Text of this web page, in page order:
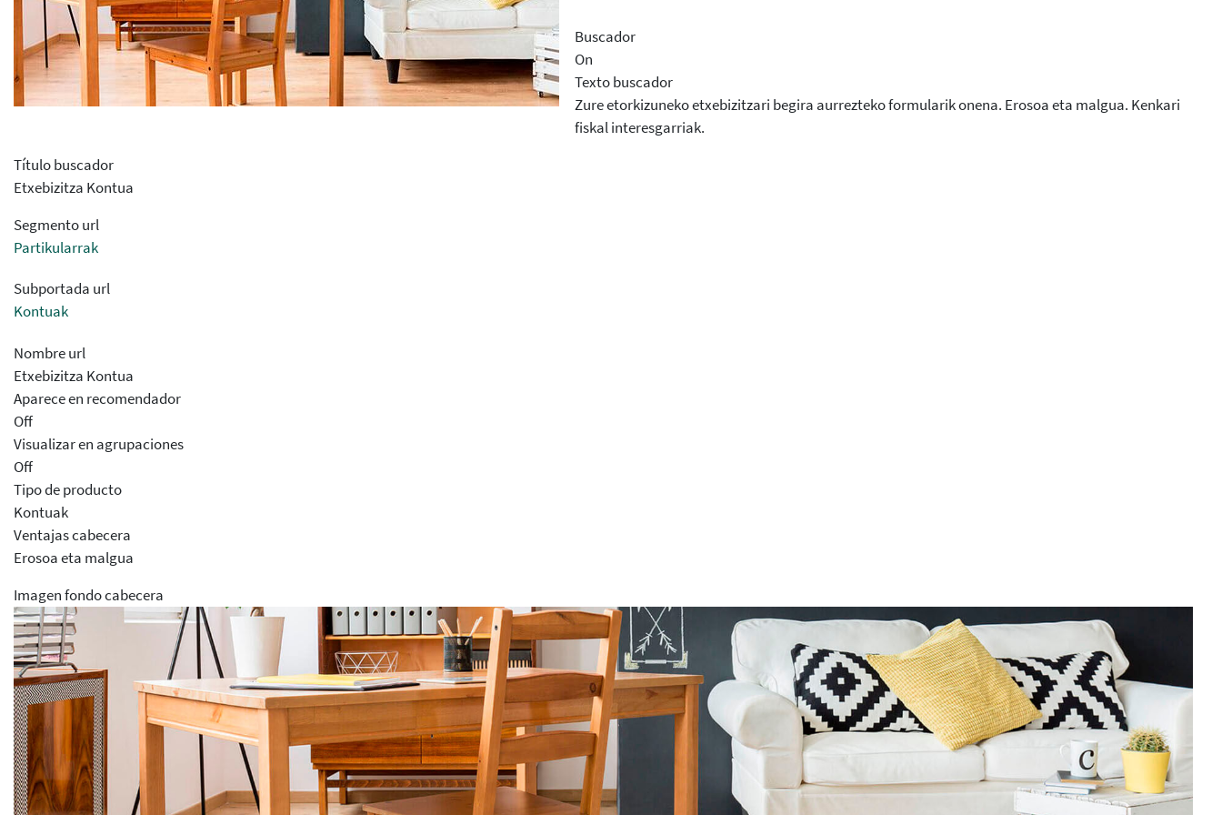
Buscador
On
Texto buscador
Zure etorkizuneko etxebizitzari begira aurrezteko formularik onena. Erosoa eta malgua. Kenkari
fiskal interesgarriak.
Título buscador
Etxebizitza Kontua
Segmento url
Partikularrak
Subportada url
Kontuak
Nombre url
Etxebizitza Kontua
Aparece en recomendador
Off
Visualizar en agrupaciones
Off
Tipo de producto
Kontuak
Ventajas cabecera
Erosoa eta malgua
Imagen fondo cabecera